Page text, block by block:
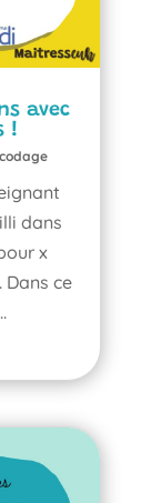
avec
!
dans
x
ce